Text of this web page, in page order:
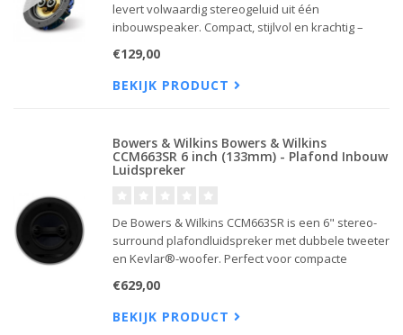
levert volwaardig stereogeluid uit één
inbouwspeaker. Compact, stijlvol en krachtig –
van een Lithe Bluetooth-systeem.
€129,00
BEKIJK PRODUCT
Bowers & Wilkins Bowers & Wilkins
CCM663SR 6 inch (133mm) - Plafond Inbouw
Luidspreker
De Bowers & Wilkins CCM663SR is een 6" stereo-
surround plafondluidspreker met dubbele tweeter
en Kevlar®-woofer. Perfect voor compacte
hoogwaardige thuisbioscoopinstallatie.
€629,00
BEKIJK PRODUCT